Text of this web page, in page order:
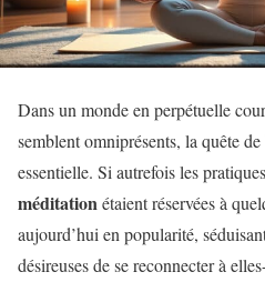
Dans un monde en perpétuelle
semblent omniprésents, la quête
essentielle. Si autrefois les
méditationétaient réservées à
aujourd’hui en popularité,
désireuses de se reconnecter à